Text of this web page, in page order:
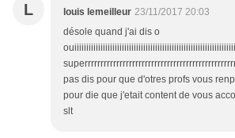
L louis lemeilleur 23/11/2017 20:03
désole quand j'ai dis o
pas dis pour que d'otres profs vous
pour die que j'etait content de vous
slt